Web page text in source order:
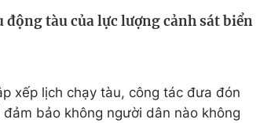
Thị trường
tàu của lực lượng cảnh sát biển
xếp lịch chạy tàu, công tác đưa đón
bảo không người dân nào không